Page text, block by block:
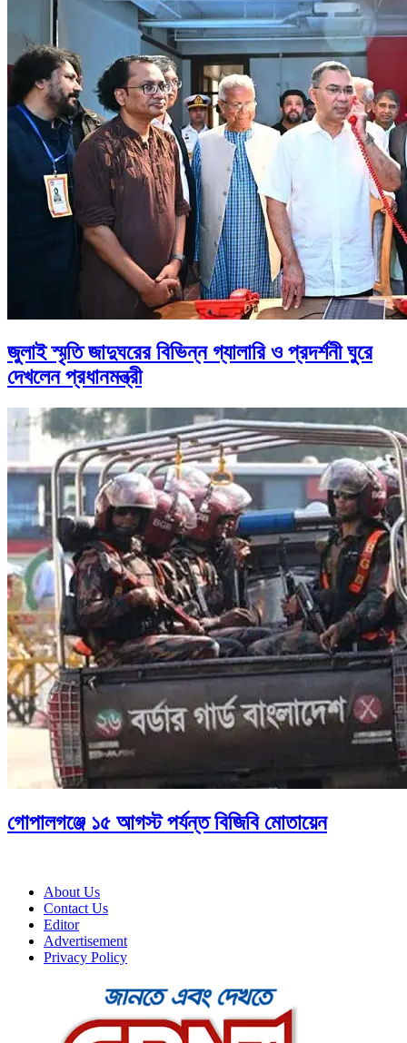
জুলাই স্মৃতি জাদুঘরের বিভিন্ন গ্যালারি ও প্রদর্শনী ঘুরে
দেখলেন প্রধানমন্ত্রী
গোপালগঞ্জে ১৫ আগস্ট পর্যন্ত বিজিবি মোতায়েন
About Us
Contact Us
Editor
Advertisement
Privacy Policy